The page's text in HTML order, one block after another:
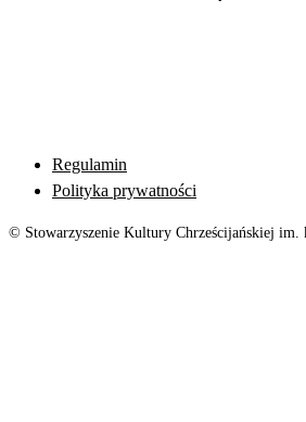
Regulamin
Polityka prywatności
© Stowarzyszenie Kultury Chrześcijańskiej im.